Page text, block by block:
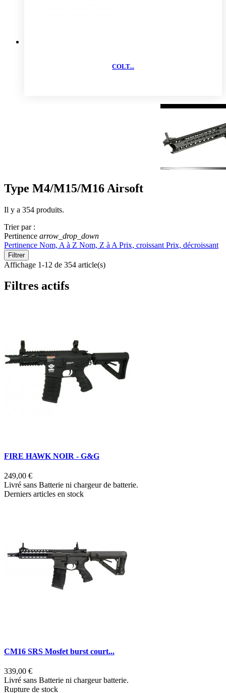
COLT...
Type M4/M15/M16 Airsoft
Il y a 354 produits.
Trier par :
Pertinence arrow_drop_down
Pertinence Nom, A à Z Nom, Z à A Prix, croissant Prix, décroissant
Filtrer
Affichage 1-12 de 354 article(s)
Filtres actifs
FIRE HAWK NOIR - G&G
249,00 €
Livré sans Batterie ni chargeur de batterie.
Derniers articles en stock
CM16 SRS Mosfet burst court...
339,00 €
Livré sans Batterie ni chargeur batterie.
Rupture de stock